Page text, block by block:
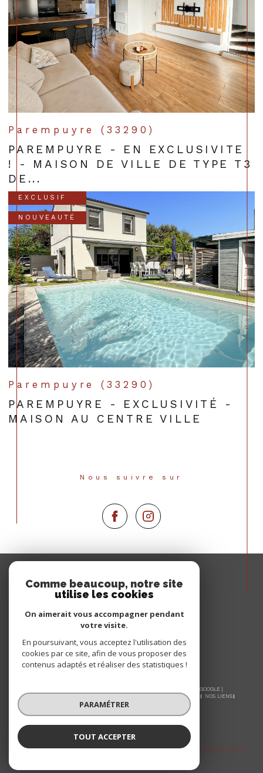
Parempuyre (33290)
PAREMPUYRE - EN EXCLUSIVITE
! - MAISON DE VILLE DE TYPE T3
DE...
EXCLUSIF
NOUVEAUTÉ
Parempuyre (33290)
PAREMPUYRE - EXCLUSIVITÉ -
MAISON AU CENTRE VILLE
Nous suivre sur
PROPRIÉTAIRE
Se connecter
© 2026 | TOUS DROITS RÉSERVÉS | TRADUCTION POWERED BY GOOGLE |
ADMIN
NOS LIENS
POLITIQUE RGPD
Comme beaucoup, notre site
utilise les cookies
On aimerait vous accompagner pendant
votre visite.
En poursuivant, vous acceptez l'utilisation des
cookies par ce site, afin de vous proposer des
contenus adaptés et réaliser des statistiques !
PARAMÉTRER
TOUT ACCEPTER